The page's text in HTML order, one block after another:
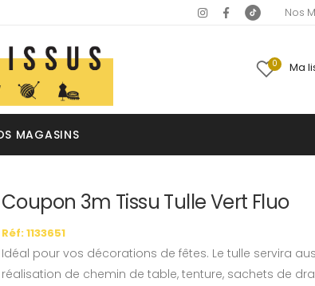
Nos
0 Ma
MAGASINS
Coupon 3m Tissu Tulle Vert Fluo
Réf: 1133651
Idéal pour vos décorations de fêtes. Le tulle servira
réalisation de chemin de table, tenture, sachets de